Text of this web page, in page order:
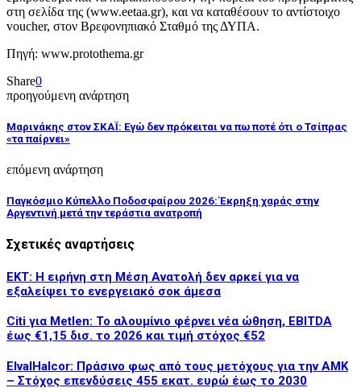
στη σελίδα της (www.eetaa.gr), και να καταθέσουν το αντίστοιχο
voucher, στον Βρεφονηπιακό Σταθμό της ΔΥΠΑ.
Πηγή: www.protothema.gr
Share0
προηγούμενη ανάρτηση
Μαρινάκης στον ΣΚΑΪ: Εγώ δεν πρόκειται να πω ποτέ ότι ο Τσίπρας
«τα παίρνει»
επόμενη ανάρτηση
Παγκόσμιο Κύπελλο Ποδοσφαίρου 2026: Έκρηξη χαράς στην
Αργεντινή μετά την τεράστια ανατροπή
Σχετικές αναρτήσεις
ΕΚΤ: Η ειρήνη στη Μέση Ανατολή δεν αρκεί για να
εξαλείψει το ενεργειακό σοκ άμεσα
Citi για Metlen: Το αλουμίνιο φέρνει νέα ώθηση, EBITDA
έως €1,15 δισ. το 2026 και τιμή στόχος €52
ElvalHalcor: Πράσινο φως από τους μετόχους για την ΑΜΚ
– Στόχος επενδύσεις 455 εκατ. ευρώ έως το 2030